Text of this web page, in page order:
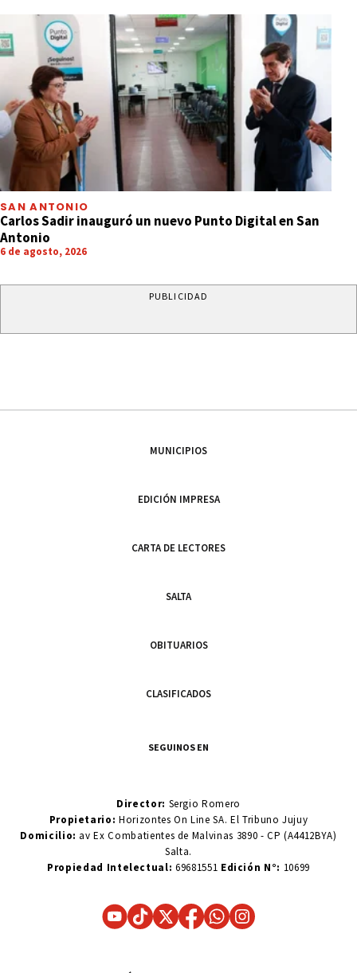
SAN ANTONIO
Carlos Sadir inauguró un nuevo Punto Digital en San
Antonio
6 de agosto, 2026
PUBLICIDAD
MUNICIPIOS
EDICIÓN IMPRESA
CARTA DE LECTORES
SALTA
OBITUARIOS
CLASIFICADOS
SEGUINOS EN
Director: Sergio Romero
Propietario:Horizontes On Line SA. El Tribuno Jujuy
Domicilio: av Ex Combatientes de Malvinas 3890 - CP (A4412BYA)
Salta.
Propiedad Intelectual: 69681551 Edición N°: 10699